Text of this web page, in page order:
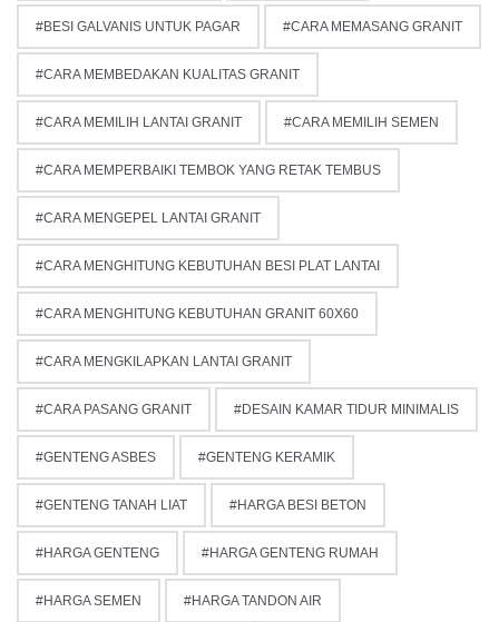
BESI GALVANIS UNTUK PAGAR CARA MEMASANG GRANIT
CARA MEMBEDAKAN KUALITAS GRANIT
CARA MEMILIH LANTAI GRANIT CARA MEMILIH SEMEN
CARA MEMPERBAIKI TEMBOK YANG RETAK TEMBUS
CARA MENGEPEL LANTAI GRANIT
CARA MENGHITUNG KEBUTUHAN BESI PLAT LANTAI
CARA MENGHITUNG KEBUTUHAN GRANIT 60X60
CARA MENGKILAPKAN LANTAI GRANIT
CARA PASANG GRANIT DESAIN KAMAR TIDUR MINIMALIS
GENTENG ASBES GENTENG KERAMIK
GENTENG TANAH LIAT HARGA BESI BETON
HARGA GENTENG HARGA GENTENG RUMAH
HARGA SEMEN HARGA TANDON AIR